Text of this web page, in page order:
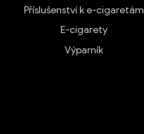
Příslušenství k e-cigaretám
E-cigarety
Výparník